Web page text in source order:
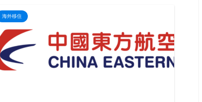
海外移住